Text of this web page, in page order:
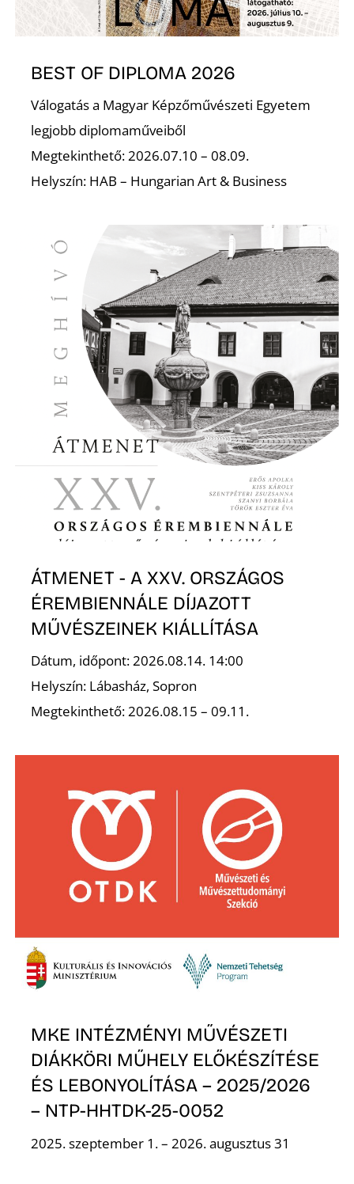
BEST OF DIPLOMA 2026
Válogatás a Magyar Képzőművészeti Egyetem
legjobb diplomaműveiből
Megtekinthető: 2026.07.10 – 08.09.
Helyszín: HAB – Hungarian Art & Business
ÁTMENET - A XXV. ORSZÁGOS
ÉREMBIENNÁLE DÍJAZOTT
MŰVÉSZEINEK KIÁLLÍTÁSA
Dátum, időpont: 2026.08.14. 14:00
Helyszín: Lábasház, Sopron
Megtekinthető: 2026.08.15 – 09.11.
MKE INTÉZMÉNYI MŰVÉSZETI
DIÁKKÖRI MŰHELY ELŐKÉSZÍTÉSE
ÉS LEBONYOLÍTÁSA – 2025/2026
– NTP-HHTDK-25-0052
2025. szeptember 1. – 2026. augusztus 31